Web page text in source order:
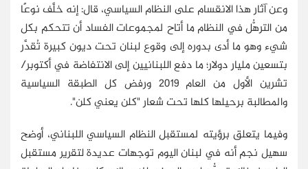
وعن آثار هذا الانقسام على النظام السياسي، قال: إنه خلَّف نوعًا
من الترهُّل في النظام ما أتاح لمجموعات الفساد أن تتحكم بكل
شيء وهو ما أدى بدوره إلى وقوع لبنان تحت ديون كبيرة تُقدَّر
بتسعين مليار دولار؛ ما دفع اللبنانيين إلى الانتفاضة في أكتوبر/
تشرين الأول من العام 2019 ورفض كل الطبقة السياسية
والمطالبة برحيلها كلها تحت شعار "كلن يعني كلن".
وفيما يتعلق برؤيته لمستقبل النظام السياسي اللبناني، أوضح
سهيل نجم أنه في لبنان اليوم توجهات عديدة لتقرير مستقبل